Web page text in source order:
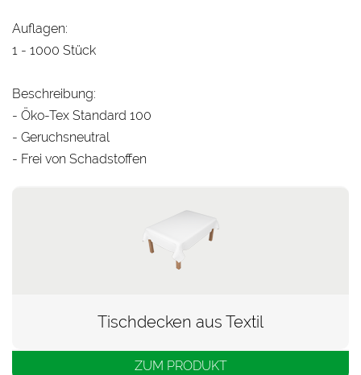
Auflagen:
1 - 1000 Stück
Beschreibung:
- Öko-Tex Standard 100
- Geruchsneutral
- Frei von Schadstoffen
Tischdecken aus Textil
ZUM PRODUKT